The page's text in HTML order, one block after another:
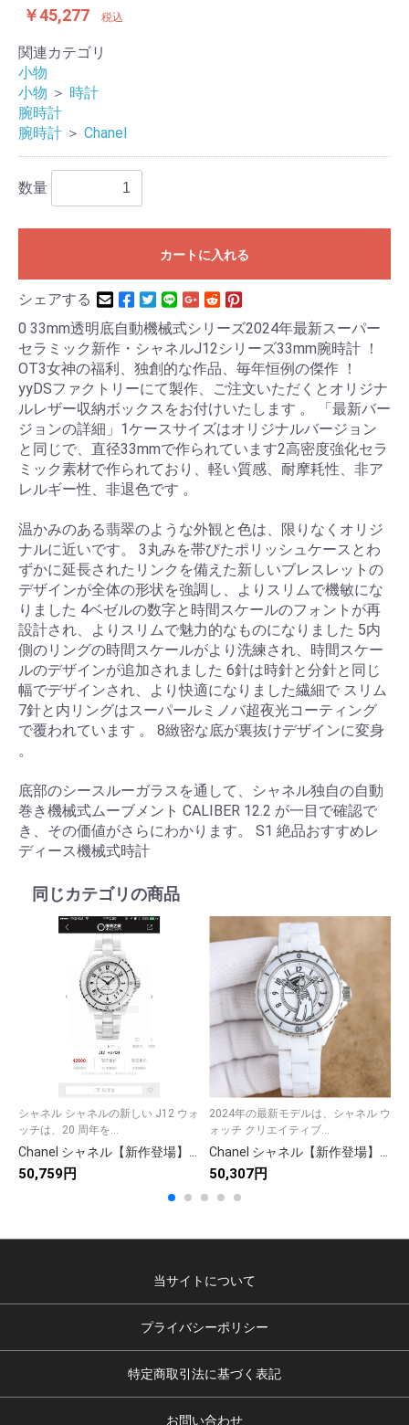
￥45,277 税込
関連カテゴリ
小物
小物 ＞ 時計
腕時計
腕時計 ＞ Chanel
数量
カートに入れる
シェアする
0 33mm透明底自動機械式シリーズ2024年最新スーパー
セラミック新作・シャネルJ12シリーズ33mm腕時計 ！
OT3女神の福利、独創的な作品、毎年恒例の傑作 ！
yyDSファクトリーにて製作、ご注文いただくとオリジナ
ルレザー収納ボックスをお付けいたします 。 「最新バー
ジョンの詳細」1ケースサイズはオリジナルバージョン
と同じで、直径33mmで作られています2高密度強化セラ
ミック素材で作られており、軽い質感、耐摩耗性、非ア
レルギー性、非退色です 。
温かみのある翡翠のような外観と色は、限りなくオリジ
ナルに近いです。 3丸みを帯びたポリッシュケースとわ
ずかに延長されたリンクを備えた新しいブレスレットの
デザインが全体の形状を強調し、よりスリムで機敏にな
りました 4ベゼルの数字と時間スケールのフォントが再
設計され、よりスリムで魅力的なものになりました 5内
側のリングの時間スケールがより洗練され、時間スケー
ルのデザインが追加されました 6針は時針と分針と同じ
幅でデザインされ、より快適になりました繊細で スリム
7針と内リングはスーパールミノバ超夜光コーティング
で覆われています 。 8緻密な底が裏抜けデザインに変身
。
底部のシースルーガラスを通して、シャネル独自の自動
巻き機械式ムーブメント CALIBER 12.2 が一目で確認で
き、その価値がさらにわかります。 S1 絶品おすすめレ
ディース機械式時計
同じカテゴリの商品
シャネル シャネルの新しい J12 ウォ
ッチは、20 周年を...
50,759円
2024年の最新モデルは、シャネル ウ
ォッチ クリエイティブ...
50,307円
当サイトについて
プライバシーポリシー
特定商取引法に基づく表記
お問い合わせ